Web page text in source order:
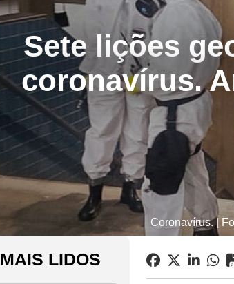
Sete lições
coronavírus.
Coronavírus. |
MAIS LIDOS